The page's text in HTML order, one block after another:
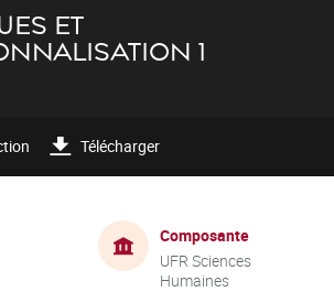
ET
1
Télécharger
Composante
UFR Sciences
Humaines